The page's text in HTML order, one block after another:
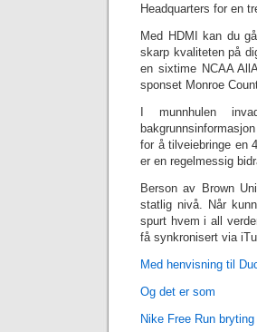
Headquarters for en
Med HDMI kan du
skarp kvaliteten på
en sixtime NCAA
sponset Monroe
I munnhulen
for å tilveiebringe en
er en regelmessig
Berson av Brown
statlig nivå. Når
spurt hvem i all
få synkronisert via
Med henvisning til
Og det er som
Nike Free Run